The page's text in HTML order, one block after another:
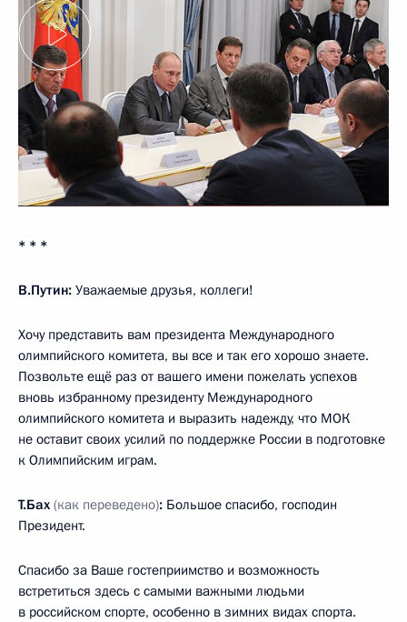
* * *
В.Путин: Уважаемые друзья, коллеги!
Хочу представить вам президента Международного
олимпийского комитета, вы все и так его хорошо знаете.
Позвольте ещё раз от вашего имени пожелать успехов
вновь избранному президенту Международного
олимпийского комитета и выразить надежду, что МОК
не оставит своих усилий по поддержке России в подготовке
к Олимпийским играм.
Т.Бах (как переведено): Большое спасибо, господин
Президент.
Спасибо за Ваше гостеприимство и возможность
встретиться здесь с самыми важными людьми
в российском спорте, особенно в зимних видах спорта.